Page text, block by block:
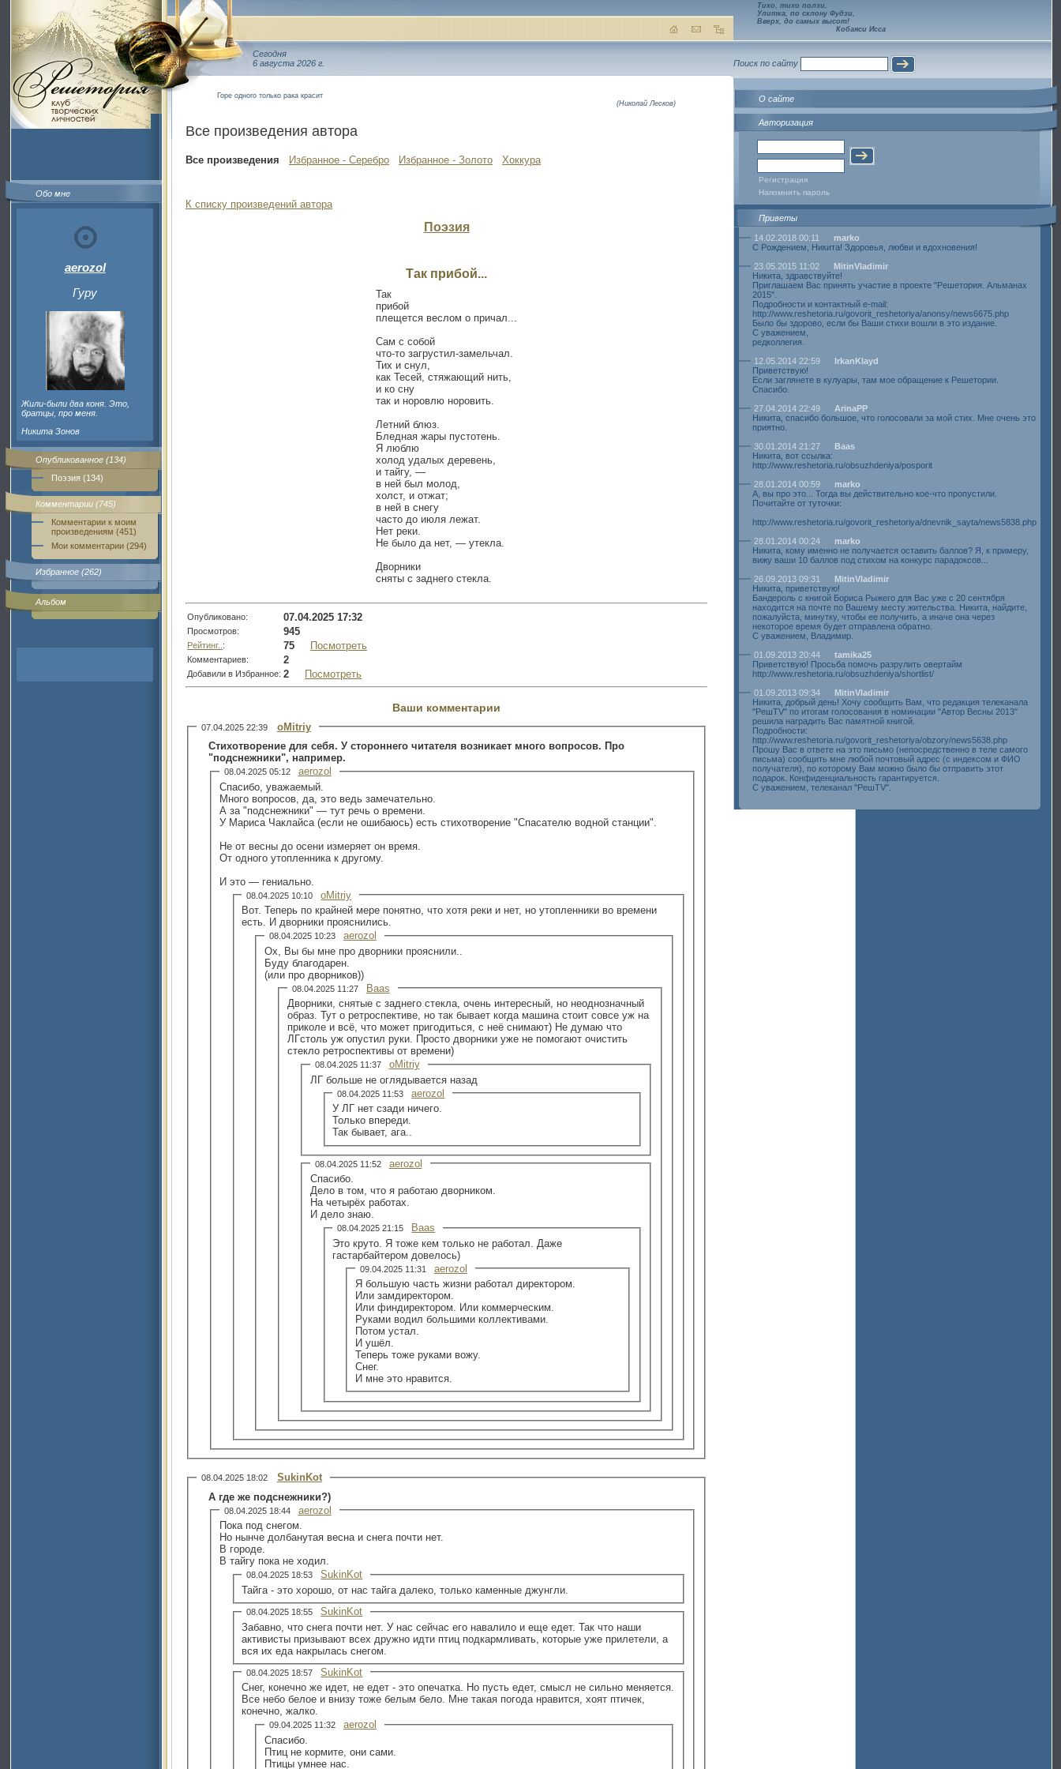
Обо мне
aerozol
Гуру
Жили-были два коня. Это,
братцы, про меня.
Никита Зонов
Опубликованное (134)
Поэзия (134)
Комментарии (745)
Комментарии к моим
произведениям (451)
Мои комментарии (294)
Избранное (262)
Альбом
Сегодня
6 августа 2026 г.
Горе одного только рака красит
(Николай Лесков)
Все произведения автора
Все произведения Избранное - Серебро Избранное - Золото Хоккура
К списку произведений автора
Поэзия
Так прибой...
Так
прибой
плещется веслом о причал...
Сам с собой
что-то загрустил-замельчал.
Тих и снул,
как Тесей, стяжающий нить,
и ко сну
так и норовлю норовить.
Летний блюз.
Бледная жары пустотень.
Я люблю
холод удалых деревень,
и тайгу, —
в ней был молод,
холст, и отжат;
в ней в снегу
часто до июля лежат.
Нет реки.
Не было да нет, — утекла.
Дворники
сняты с заднего стекла.
Опубликовано: 07.04.2025 17:32
Просмотров: 945
Рейтинг.. : 75 Посмотреть
Комментариев: 2
Добавили в Избранное: 2 Посмотреть
Ваши комментарии
07.04.2025 22:39
oMitriy
Стихотворение для себя. У стороннего читателя возникает много вопросов. Про
"подснежники", например.
08.04.2025 05:12
aerozol
Спасибо, уважаемый.
Много вопросов, да, это ведь замечательно.
А за "подснежники" — тут речь о времени.
У Мариса Чаклайса (если не ошибаюсь) есть стихотворение "Спасателю водной станции".
Не от весны до осени измеряет он время.
От одного утопленника к другому.
И это — гениально.
08.04.2025 10:10
oMitriy
Вот. Теперь по крайней мере понятно, что хотя реки и нет, но утопленники во времени
есть. И дворники прояснились.
08.04.2025 10:23
aerozol
Ох, Вы бы мне про дворники прояснили..
Буду благодарен.
(или про дворников))
08.04.2025 11:27
Baas
Дворники, снятые с заднего стекла, очень интересный, но неоднозначный
образ. Тут о ретроспективе, но так бывает когда машина стоит совсе уж на
приколе и всё, что может пригодиться, с неё снимают) Не думаю что
ЛГстоль уж опустил руки. Просто дворники уже не помогают очистить
стекло ретроспективы от времени)
08.04.2025 11:37
oMitriy
ЛГ больше не оглядывается назад
08.04.2025 11:53
aerozol
У ЛГ нет сзади ничего.
Только впереди.
Так бывает, ага..
08.04.2025 11:52
aerozol
Спасибо.
Дело в том, что я работаю дворником.
На четырёх работах.
И дело знаю.
08.04.2025 21:15
Baas
Это круто. Я тоже кем только не работал. Даже
гастарбайтером довелось)
09.04.2025 11:31
aerozol
Я большую часть жизни работал директором.
Или замдиректором.
Или финдиректором. Или коммерческим.
Руками водил большими коллективами.
Потом устал.
И ушёл.
Теперь тоже руками вожу.
Снег.
И мне это нравится.
08.04.2025 18:02
SukinKot
А где же подснежники?)
08.04.2025 18:44
aerozol
Пока под снегом.
Но нынче долбанутая весна и снега почти нет.
В городе.
В тайгу пока не ходил.
08.04.2025 18:53
SukinKot
Тайга - это хорошо, от нас тайга далеко, только каменные джунгли.
08.04.2025 18:55
SukinKot
Забавно, что снега почти нет. У нас сейчас его навалило и еще едет. Так что наши
активисты призывают всех дружно идти птиц подкармливать, которые уже прилетели, а
вся их еда накрылась снегом.
08.04.2025 18:57
SukinKot
Снег, конечно же идет, не едет - это опечатка. Но пусть едет, смысл не сильно меняется.
Все небо белое и внизу тоже белым бело. Мне такая погода нравится, хоят птичек,
конечно, жалко.
09.04.2025 11:32
aerozol
Спасибо.
Птиц не кормите, они сами.
Птицы умнее нас.
Тихо, тихо ползи,
Улитка, по склону Фудзи,
Вверх, до самых высот!
Кобаяси Исса
Поиск по сайту
О сайте
Авторизация
Регистрация
Напомнить пароль
Приветы
14.02.2018 00:11
marko
С Рождением, Никита! Здоровья, любви и вдохновения!
23.05.2015 11:02
MitinVladimir
Никита, здравствуйте!
Приглашаем Вас принять участие в проекте "Решетория. Альманах
2015".
Подробности и контактный e-mail:
http://www.reshetoria.ru/govorit_reshetoriya/anonsy/news6675.php
Было бы здорово, если бы Ваши стихи вошли в это издание.
С уважением,
редколлегия.
12.05.2014 22:59
IrkanKlayd
Приветствую!
Если заглянете в кулуары, там мое обращение к Решетории.
Спасибо.
27.04.2014 22:49
ArinaPP
Никита, спасибо большое, что голосовали за мой стих. Мне очень это
приятно.
30.01.2014 21:27
Baas
Никита, вот ссылка:
http://www.reshetoria.ru/obsuzhdeniya/posporit
28.01.2014 00:59
marko
А, вы про это... Тогда вы действительно кое-что пропустили.
Почитайте от туточки:
http://www.reshetoria.ru/govorit_reshetoriya/dnevnik_sayta/news5838.php
28.01.2014 00:24
marko
Никита, кому именно не получается оставить баллов? Я, к примеру,
вижу ваши 10 баллов под стихом на конкурс парадоксов...
26.09.2013 09:31
MitinVladimir
Никита, приветствую!
Бандероль с книгой Бориса Рыжего для Вас уже с 20 сентября
находится на почте по Вашему месту жительства. Никита, найдите,
пожалуйста, минутку, чтобы ее получить, а иначе она через
некоторое время будет отправлена обратно.
С уважением, Владимир.
01.09.2013 20:44
tamika25
Приветствую! Просьба помочь разрулить овертайм
http://www.reshetoria.ru/obsuzhdeniya/shortlist/
01.09.2013 09:34
MitinVladimir
Никита, добрый день! Хочу сообщить Вам, что редакция телеканала
"РешTV" по итогам голосования в номинации "Автор Весны 2013"
решила наградить Вас памятной книгой.
Подробности:
http://www.reshetoria.ru/govorit_reshetoriya/obzory/news5638.php
Прошу Вас в ответе на это письмо (непосредственно в теле самого
письма) сообщить мне любой почтовый адрес (с индексом и ФИО
получателя), по которому Вам можно было бы отправить этот
подарок. Конфиденциальность гарантируется.
С уважением, телеканал "РешTV".